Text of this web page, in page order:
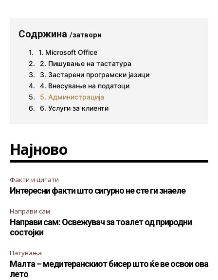
Содржина /затвори
1. Microsoft Office
2. Пишување на тастатура
3. Застарени програмски јазици
4. Внесување на податоци
5. Администрација
6. Услуги за клиенти
Најново
Факти и цитати
Интересни факти што сигурно не сте ги знаеле
Направи сам
Направи сам: Освежувач за тоалет од природни
состојки
Патувања
Малта – медитеранскиот бисер што ќе ве освои ова
лето